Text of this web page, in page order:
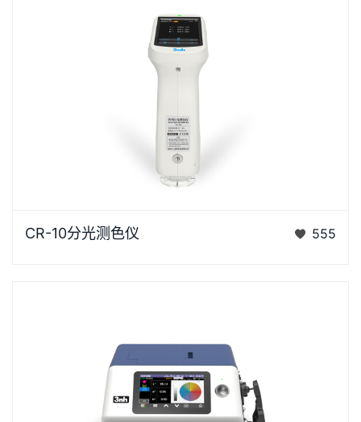
仪，使用方便，一键可完成测量，采用内置大面积硅光
CR-10分光测色仪 555